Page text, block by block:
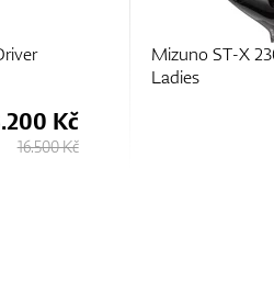
ST-X 230 Driver